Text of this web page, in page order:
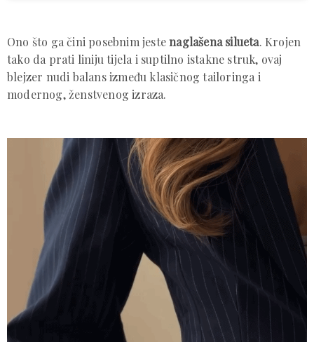
Ono što ga čini posebnim jestenaglašena silueta. Krojen
tako da prati liniju tijela i suptilno istakne struk, ovaj
blejzer nudi balans između klasičnog tailoringa i
modernog, ženstvenog izraza.